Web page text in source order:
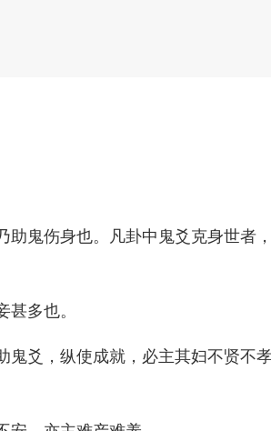
鬼伤身也。凡卦中鬼爻克身世者
多也。
爻，纵使成就，必主其妇不贤不